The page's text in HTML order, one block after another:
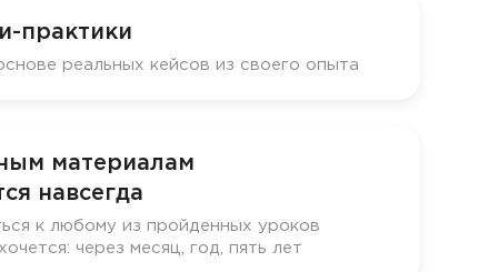
практики
реальных кейсов из своего опыта
материалам
навсегда
к любому из пройденных уроков
через месяц, год, пять лет